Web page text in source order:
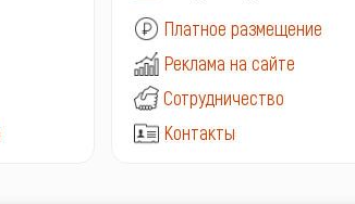
Платное размещение
Реклама на сайте
Сотрудничество
Контакты